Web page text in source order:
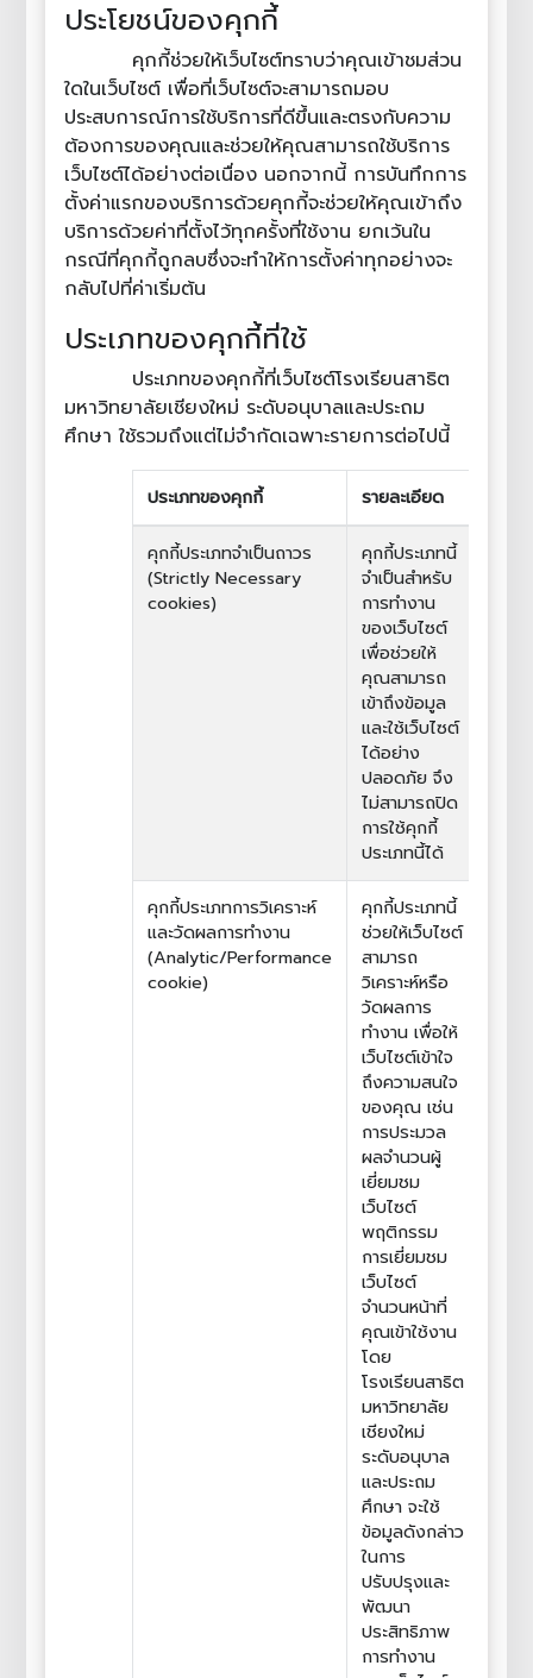
ประโยชน์ของคุกกี้
คุกกี้ช่วยให้เว็บไซต์ทราบว่าคุณเข้าชมส่วน
ใดในเว็บไซต์ เพื่อที่เว็บไซต์จะสามารถมอบ
ประสบการณ์การใช้บริการที่ดีขึ้นและตรงกับความ
ต้องการของคุณและช่วยให้คุณสามารถใช้บริการ
เว็บไซต์ได้อย่างต่อเนื่อง นอกจากนี้ การบันทึกการ
ตั้งค่าแรกของบริการด้วยคุกกี้จะช่วยให้คุณเข้าถึง
บริการด้วยค่าที่ตั้งไว้ทุกครั้งที่ใช้งาน ยกเว้นใน
กรณีที่คุกกี้ถูกลบซึ่งจะทำให้การตั้งค่าทุกอย่างจะ
กลับไปที่ค่าเริ่มต้น
ประเภทของคุกกี้ที่ใช้
ประเภทของคุกกี้ที่เว็บไซต์โรงเรียนสาธิต
มหาวิทยาลัยเชียงใหม่ ระดับอนุบาลและประถม
ศึกษา ใช้รวมถึงแต่ไม่จำกัดเฉพาะรายการต่อไปนี้
ประเภทของคุกกี้ รายละเอียด
คุกกี้ประเภทจำเป็นถาวร
(Strictly Necessary
cookies)
คุกกี้ประเภทนี้
จำเป็นสำหรับ
การทำงาน
ของเว็บไซต์
เพื่อช่วยให้
คุณสามารถ
เข้าถึงข้อมูล
และใช้เว็บไซต์
ได้อย่าง
ปลอดภัย จึง
ไม่สามารถปิด
การใช้คุกกี้
ประเภทนี้ได้
คุกกี้ประเภทการวิเคราะห์
และวัดผลการทำงาน
(Analytic/Performance
cookie)
คุกกี้ประเภทนี้
ช่วยให้เว็บไซต์
สามารถ
วิเคราะห์หรือ
วัดผลการ
ทำงาน เพื่อให้
เว็บไซต์เข้าใจ
ถึงความสนใจ
ของคุณ เช่น
การประมวล
ผลจำนวนผู้
เยี่ยมชม
เว็บไซต์
พฤติกรรม
การเยี่ยมชม
เว็บไซต์
จำนวนหน้าที่
คุณเข้าใช้งาน
โดย
โรงเรียนสาธิต
มหาวิทยาลัย
เชียงใหม่
ระดับอนุบาล
และประถม
ศึกษา จะใช้
ข้อมูลดังกล่าว
ในการ
ปรับปรุงและ
พัฒนา
ประสิทธิภาพ
การทำงาน